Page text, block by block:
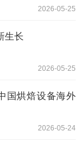
2026-05-25
生长
2026-05-25
国烘焙设备海外
2026-05-24